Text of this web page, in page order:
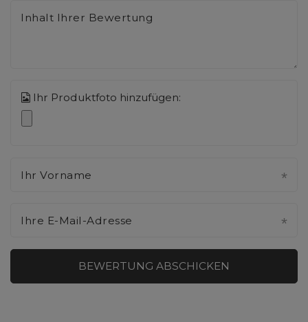
Inhalt Ihrer Bewertung
Ihr Produktfoto hinzufügen:
Ihr Vorname
Ihre E-Mail-Adresse
BEWERTUNG ABSCHICKEN